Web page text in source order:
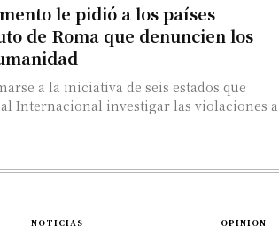
le pidió a los países
de Roma que denuncien los
a la iniciativa de seis estados que
Internacional investigar las violaciones a
NOTICIAS OPINION